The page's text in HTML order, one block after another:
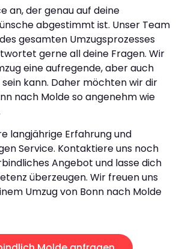
an, der genau auf deine
abgestimmt ist. Unser Team
gesamten Umzugsprozesses
gerne all deine Fragen. Wir
eine aufregende, aber auch
kann. Daher möchten wir dir
nach Molde so angenehm wie
langjährige Erfahrung und
Service. Kontaktiere uns noch
Angebot und lasse dich
überzeugen. Wir freuen uns
Umzug von Bonn nach Molde